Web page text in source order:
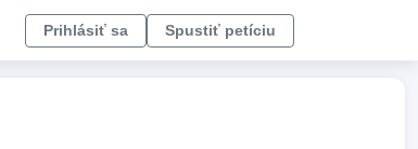
Prihlásiť sa Spustiť petíciu